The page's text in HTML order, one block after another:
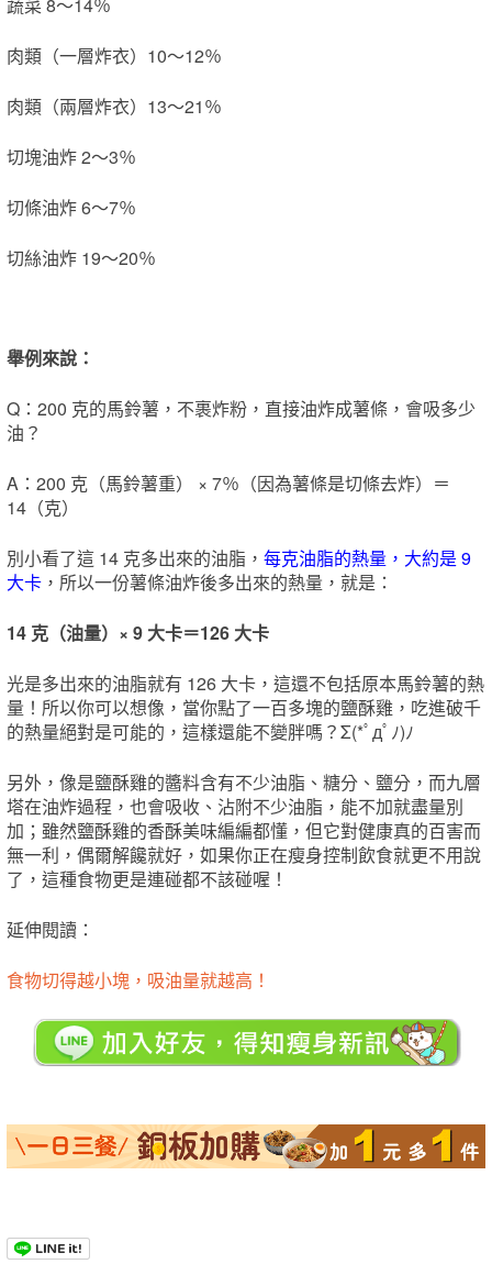
肉類（一層炸衣）10～12％
肉類（兩層炸衣）13～21％
切塊油炸 2～3％
切條油炸 6～7％
切絲油炸 19～20％
舉例來說：
Q：200 克的馬鈴薯，不裹炸粉，直接油炸成薯條，會吸多少
油？
A：200 克（馬鈴薯重） × 7％（因為薯條是切條去炸）＝
14（克）
別小看了這 14 克多出來的油脂， 每克油脂的熱量，大約是 9
大卡 ，所以一份薯條油炸後多出來的熱量，就是：
14 克（油量）× 9 大卡＝126 大卡
光是多出來的油脂就有 126 大卡，這還不包括原本馬鈴薯的熱
量！所以你可以想像，當你點了一百多塊的鹽酥雞，吃進破千
的熱量絕對是可能的，這樣還能不變胖嗎？Σ(*ﾟдﾟﾉ)ﾉ
另外，像是鹽酥雞的醬料含有不少油脂、糖分、鹽分，而九層
塔在油炸過程，也會吸收、沾附不少油脂，能不加就盡量別
加；雖然鹽酥雞的香酥美味編編都懂，但它對健康真的百害而
無一利，偶爾解饞就好，如果你正在瘦身控制飲食就更不用說
了，這種食物更是連碰都不該碰喔！
延伸閱讀：
食物切得越小塊，吸油量就越高！